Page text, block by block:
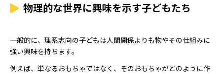
物理的な世界に興味を示す子どもたち
一般的に、理系志向の子どもは人間関係よりも物やその仕組みに
強い興味を持ちます。
例えば、単なるおもちゃではなく、そのおもちゃがどのように作